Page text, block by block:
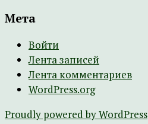
Мета
Войти
Лента записей
Лента комментариев
WordPress.org
Proudly powered by WordPress